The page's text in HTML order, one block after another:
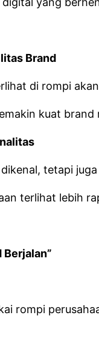
Brand
di rompi
kuat brand
tetapi
terlihat lebih
Berjalan”
rompi